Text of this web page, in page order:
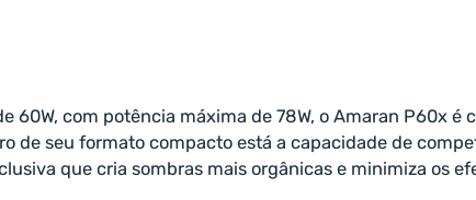
60W, com potência máxima de 78W, o Amaran P60x
de seu formato compacto está a capacidade de
que cria sombras mais orgânicas e minimiza os